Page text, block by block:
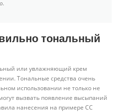
тональный
или увлажняющий крем
Тональные средства очень
использовании не только не
вызвать появление высыпаний
нанесения на примере СС